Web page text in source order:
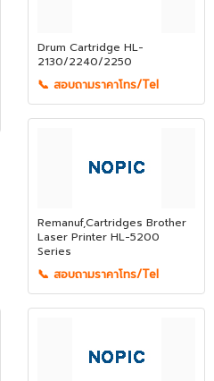
Drum Cartridge HL-
2130/2240/2250
📞 สอบถามราคาโทร/Tel
Remanuf,Cartridges Brother
Laser Printer HL-5200
Series
📞 สอบถามราคาโทร/Tel